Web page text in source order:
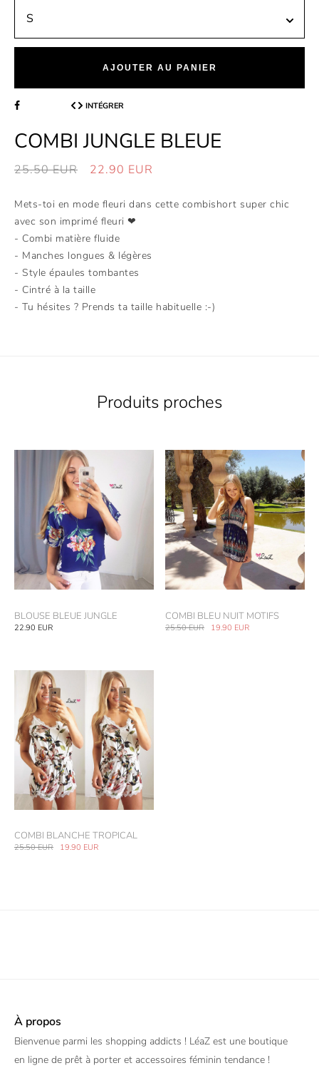
AJOUTER AU PANIER
INTÉGRER
COMBI JUNGLE BLEUE
25.50EUR 22.90 EUR
Mets-toi en mode fleuri dans cette combishort super chic
avec son imprimé fleuri ❤
- Combi matière fluide
- Manches longues & légères
- Style épaules tombantes
- Cintré à la taille
- Tu hésites ? Prends ta taille habituelle :-)
Produits proches
BLOUSE BLEUE JUNGLE
22.90 EUR
COMBI BLEU NUIT MOTIFS
25.50EUR 19.90 EUR
COMBI BLANCHE TROPICAL
25.50EUR 19.90 EUR
À propos
Bienvenue parmi les shopping addicts ! LéaZ est une boutique
en ligne de prêt à porter et accessoires féminin tendance !